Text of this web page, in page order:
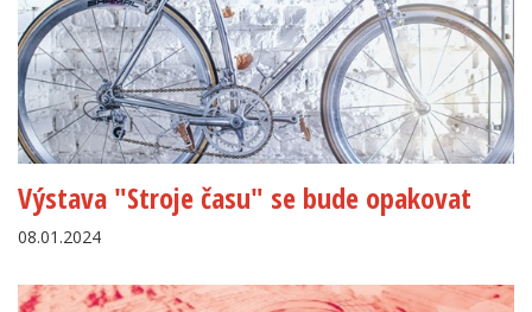
Výstava "Stroje času" se bude opakovat
08.01.2024